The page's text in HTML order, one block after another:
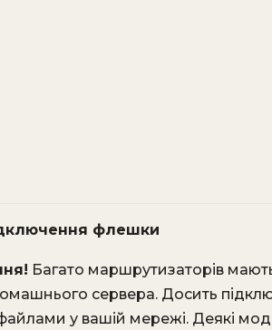
флешки
Багато маршрутизаторів
сервера. Досить
у вашій мережі. Деякі